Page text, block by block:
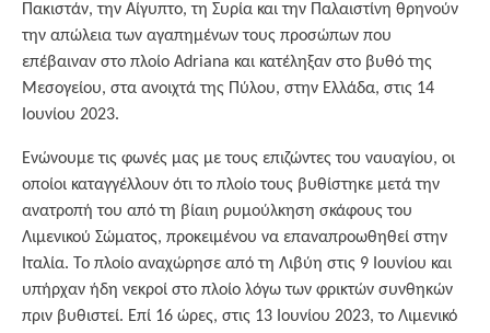
Πακιστάν, την Αίγυπτο, τη Συρία και την Παλαιστίνη θρηνούν
την απώλεια των αγαπημένων τους προσώπων που
επέβαιναν στο πλοίο Adriana και κατέληξαν στο βυθό της
Μεσογείου, στα ανοιχτά της Πύλου, στην Ελλάδα, στις 14
Ιουνίου 2023.
Ενώνουμε τις φωνές μας με τους επιζώντες του ναυαγίου, οι
οποίοι καταγγέλλουν ότι το πλοίο τους βυθίστηκε μετά την
ανατροπή του από τη βίαιη ρυμούλκηση σκάφους του
Λιμενικού Σώματος, προκειμένου να επαναπροωθηθεί στην
Ιταλία. Το πλοίο αναχώρησε από τη Λιβύη στις 9 Ιουνίου και
υπήρχαν ήδη νεκροί στο πλοίο λόγω των φρικτών συνθηκών
πριν βυθιστεί. Επί 16 ώρες, στις 13 Ιουνίου 2023, το Λιμενικό